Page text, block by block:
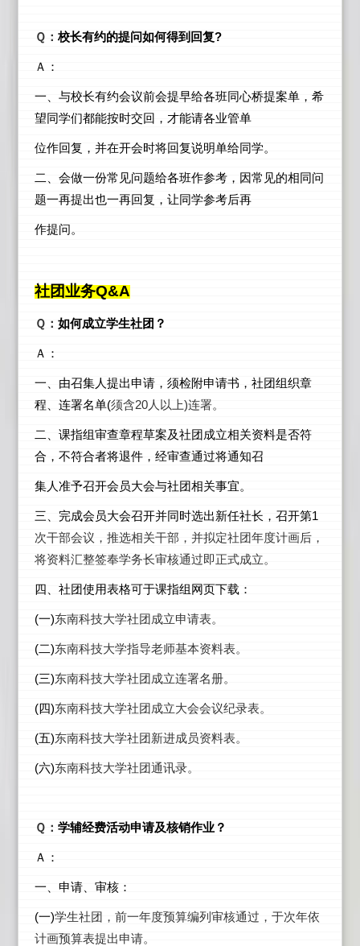
Ｑ：校长有约的提问如何得到回复?
Ａ：
一、与校长有约会议前会提早给各班同心桥提案单，希
望同学们都能按时交回，才能请各业管单
位作回复，并在开会时将回复说明单给同学。
二、会做一份常见问题给各班作参考，因常见的相同问
题一再提出也一再回复，让同学参考后再
作提问。
社团业务Q&A
Ｑ：如何成立学生社团？
Ａ：
一、由召集人提出申请，须检附申请书，社团组织章
程、连署名单(须含20人以上)连署。
二、课指组审查章程草案及社团成立相关资料是否符
合，不符合者将退件，经审查通过将通知召
集人准予召开会员大会与社团相关事宜。
三、完成会员大会召开并同时选出新任社长，召开第1
次干部会议，推选相关干部，并拟定社团年度计画后，
将资料汇整签奉学务长审核通过即正式成立。
四、社团使用表格可于课指组网页下载：
(一)东南科技大学社团成立申请表。
(二)东南科技大学指导老师基本资料表。
(三)东南科技大学社团成立连署名册。
(四)东南科技大学社团成立大会会议纪录表。
(五)东南科技大学社团新进成员资料表。
(六)东南科技大学社团通讯录。
Ｑ：学辅经费活动申请及核销作业？
Ａ：
一、申请、审核：
(一)学生社团，前一年度预算编列审核通过，于次年依
计画预算表提出申请。